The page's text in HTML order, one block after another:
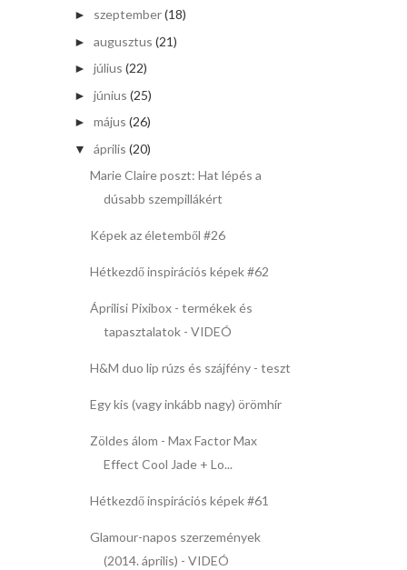
► szeptember(18)
► augusztus (21)
► július (22)
► június (25)
► május (26)
▼ április (20)
Marie Claire poszt: Hat lépés a
dúsabb szempillákért
Képek az életemből #26
Hétkezdő inspirációs képek #62
Áprilisi Pixibox - termékek és
tapasztalatok - VIDEÓ
H&M duo lip rúzs és szájfény - teszt
Egy kis (vagy inkább nagy) örömhír
Zöldes álom - Max Factor Max
Effect Cool Jade + Lo...
Hétkezdő inspirációs képek #61
Glamour-napos szerzemények
(2014. április) - VIDEÓ